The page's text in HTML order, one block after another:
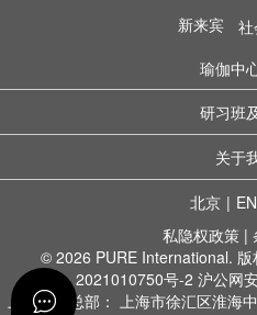
新来宾
瑜伽中
研习班
关于
北京 | EN
私隐权政策 |
© 2026 PURE International. 版
2021010750号-2 沪公网
上海办公总部： 上海市徐汇区淮海